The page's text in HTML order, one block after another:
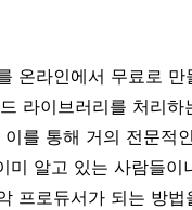
온라인에서 무료로
라이브러리를 처리
를 통해 거의 전문적
미 알고 있는 사람들
프로듀서가 되는 방